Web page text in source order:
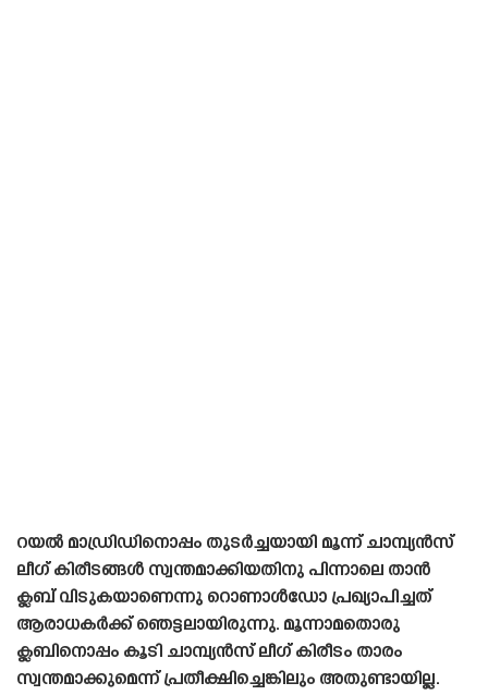
റയൽ മാഡ്രിഡിനൊപ്പം തുടർച്ചയായി മൂന്ന് ചാമ്പ്യൻസ്
ലീഗ് കിരീടങ്ങൾ സ്വന്തമാക്കിയതിനു പിന്നാലെ താൻ
ക്ലബ് വിടുകയാണെന്നു റൊണാൾഡോ പ്രഖ്യാപിച്ചത്
ആരാധകർക്ക് ഞെട്ടലായിരുന്നു. മൂന്നാമതൊരു
ക്ലബിനൊപ്പം കൂടി ചാമ്പ്യൻസ് ലീഗ് കിരീടം താരം
സ്വന്തമാക്കുമെന്ന് പ്രതീക്ഷിച്ചെങ്കിലും അതുണ്ടായില്ല.